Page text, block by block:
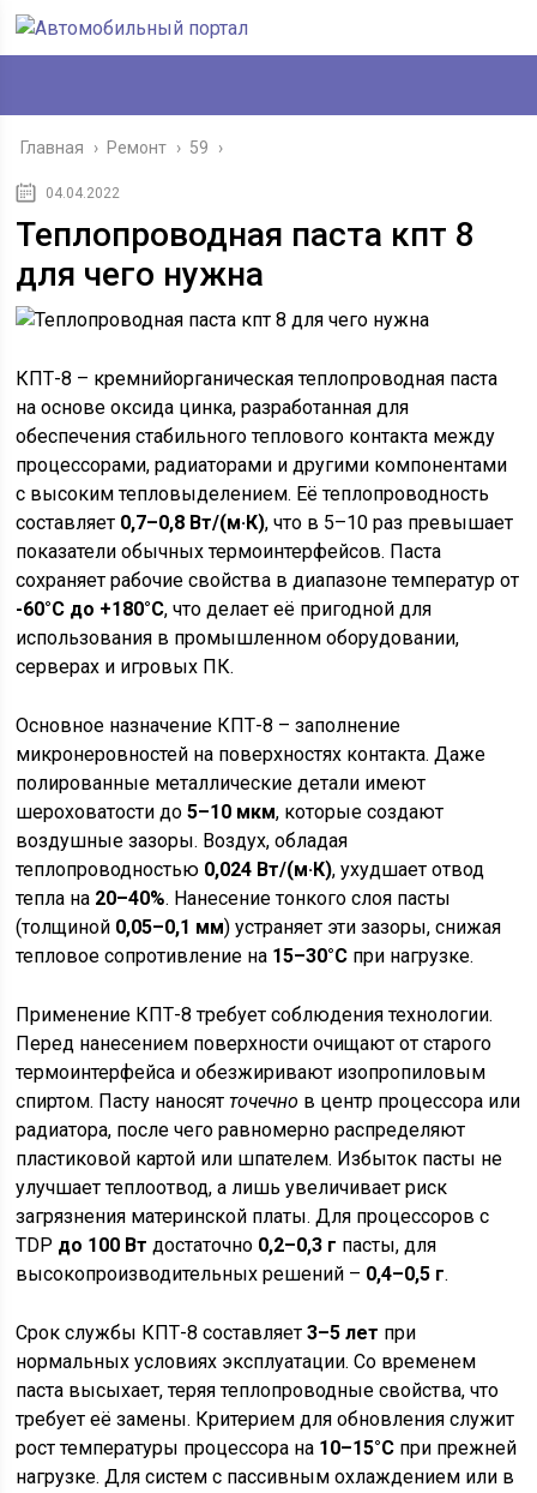
Главная › Ремонт › 59 ›
04.04.2022
Теплопроводная паста кпт 8
для чего нужна
КПТ-8 – кремнийорганическая теплопроводная паста
на основе оксида цинка, разработанная для
обеспечения стабильного теплового контакта между
процессорами, радиаторами и другими компонентами
с высоким тепловыделением. Её теплопроводность
составляет 0,7–0,8 Вт/(м·К), что в 5–10 раз превышает
показатели обычных термоинтерфейсов. Паста
сохраняет рабочие свойства в диапазоне температур от
-60°C до +180°C, что делает её пригодной для
использования в промышленном оборудовании,
серверах и игровых ПК.
Основное назначение КПТ-8 – заполнение
микронеровностей на поверхностях контакта. Даже
полированные металлические детали имеют
шероховатости до5–10 мкм, которые создают
воздушные зазоры. Воздух, обладая
теплопроводностью 0,024 Вт/(м·К), ухудшает отвод
тепла на 20–40%. Нанесение тонкого слоя пасты
(толщиной 0,05–0,1 мм) устраняет эти зазоры, снижая
тепловое сопротивление на 15–30°C при нагрузке.
Применение КПТ-8 требует соблюдения технологии.
Перед нанесением поверхности очищают от старого
термоинтерфейса и обезжиривают изопропиловым
спиртом. Пасту наносятточечно в центр процессора или
радиатора, после чего равномерно распределяют
пластиковой картой или шпателем. Избыток пасты не
улучшает теплоотвод, а лишь увеличивает риск
загрязнения материнской платы. Для процессоров с
TDP до 100 Вт достаточно 0,2–0,3 г пасты, для
высокопроизводительных решений – 0,4–0,5 г.
Срок службы КПТ-8 составляет3–5 лет при
нормальных условиях эксплуатации. Со временем
паста высыхает, теряя теплопроводные свойства, что
требует её замены. Критерием для обновления служит
рост температуры процессора на 10–15°C при прежней
нагрузке. Для систем с пассивным охлаждением или в